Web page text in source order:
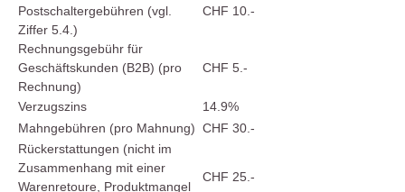
Postschaltergebühren (vgl.
Ziffer 5.4.)
CHF 10.-
Rechnungsgebühr für
Geschäftskunden (B2B) (pro
Rechnung)
CHF 5.-
Verzugszins
14.9%
Mahngebühren (pro Mahnung) CHF 30.-
Rückerstattungen (nicht im
Zusammenhang mit einer
Warenretoure, Produktmangel
CHF 25.-